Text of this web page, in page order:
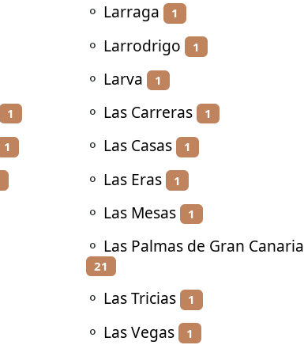
1
1
⚬ Larraga 1
⚬ Larrodrigo 1
⚬ Larva 1
⚬ Las Carreras 1
⚬ Las Casas 1
⚬ Las Eras 1
⚬ Las Mesas 1
⚬ Las Palmas de Gran Canaria
21
⚬ Las Tricias 1
⚬ Las Vegas 1